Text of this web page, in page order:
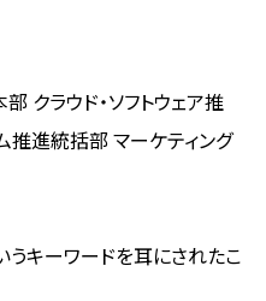
クラウド・ソフトウェア推
推進統括部 マーケティング
うキーワードを耳にされたこ